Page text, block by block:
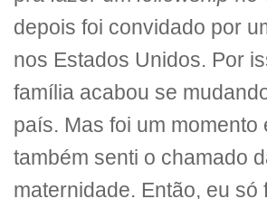
depois foi convidado por
nos Estados Unidos. Por
família acabou se
país. Mas foi um momento
também senti o chamado
maternidade. Então, eu só